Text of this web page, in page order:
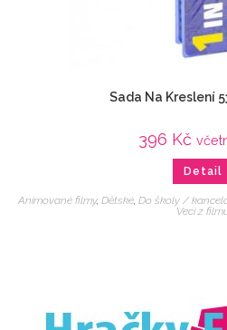
Sada Na Kreslení
396 Kč
Detail
Animované filmy, Dětské, Do školy /
Veci z